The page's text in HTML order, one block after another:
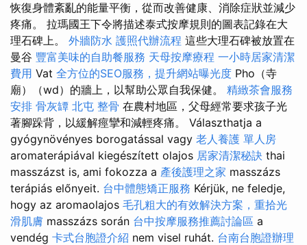
恢復身體紊亂的能量平衡，從而改善健康、消除症狀並減少
疼痛。 拉瑪國王下令將描述泰式按摩規則的圖表記錄在大
理石碑上。 外牆防水 護照代辦流程 這些大理石碑被放置在
曼谷 豐富美味的自助餐服務 天母按摩療程 一小時居家清潔
費用 Vat 全方位的SEO服務，提升網站曝光度 Pho（寺
廟）（wd）的牆上，以幫助公眾自我保健。 精緻茶會服務
安排 骨灰罈 北屯 整骨 在農村地區，父母經常要求孩子光
著腳跺背，以緩解痙攣和減輕疼痛。 Választhatja a
gyógynövényes borogatással vagy 老人養護 單人房
aromaterápiával kiegészített olajos 居家清潔秘訣 thai
masszázst is, ami fokozza a 產後護理之家 masszázs
terápiás előnyeit. 台中體態矯正服務 Kérjük, ne feledje,
hogy az aromaolajos 毛孔粗大的有效解決方案，重拾光
滑肌膚 masszázs során 台中按摩服務推薦討論區 a
vendég 卡式台胞證介紹 nem visel ruhát. 台南台胞證辦理